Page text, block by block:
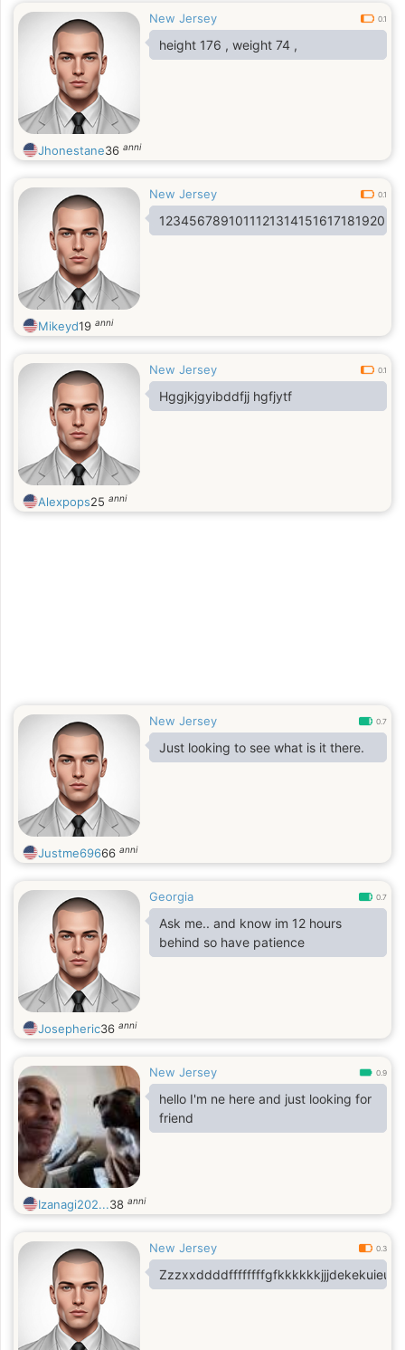
New Jersey 0.1
height 176 , weight 74 ,
Jhonestane36 anni
New Jersey 0.1
1234567891011121314151617181920
Mikeyd19 anni
New Jersey 0.1
Hggjkjgyibddfjj hgfjytf
Alexpops25 anni
New Jersey 0.7
Just looking to see what is it there.
Justme69666 anni
Georgia 0.7
Ask me.. and know im 12 hours
behind so have patience
Josepheric36 anni
New Jersey 0.9
hello I'm ne here and just looking for
friend
Izanagi202...38 anni
New Jersey 0.3